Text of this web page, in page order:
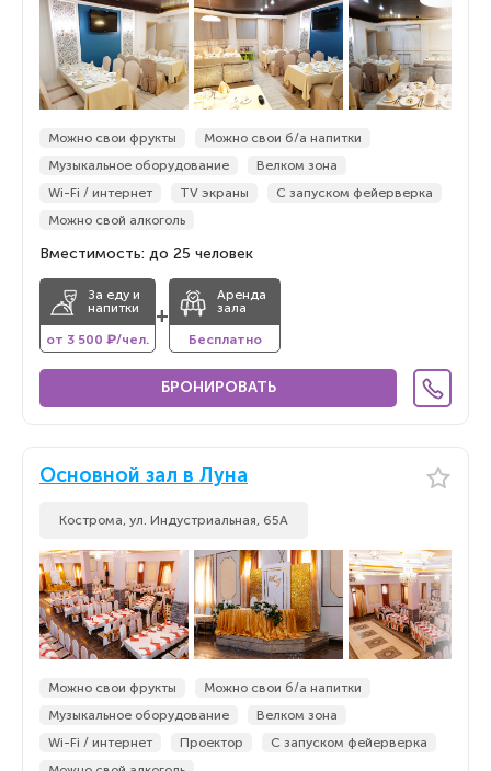
Можно свои фрукты
Можно свои б/а напитки
Музыкальное оборудование
Велком зона
Wi-Fi / интернет
TV экраны
С запуском фейерверка
Можно свой алкоголь
Вместимость: до 25 человек
За еду и
напитки
от 3 500 ₽/чел.
+
Аренда
зала
Бесплатно
БРОНИРОВАТЬ
Основной зал в Луна
Кострома, ул. Индустриальная, 65А
Можно свои фрукты
Можно свои б/а напитки
Музыкальное оборудование
Велком зона
Wi-Fi / интернет
Проектор
С запуском фейерверка